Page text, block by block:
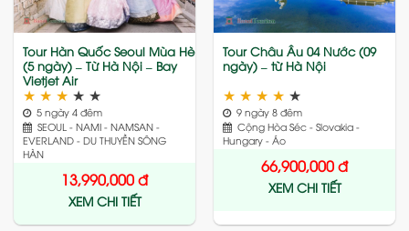
Tour Hàn Quốc Seoul Mùa Hè
(5 ngày) – Từ Hà Nội – Bay
Vietjet Air
★ ★ ★ ★ ★
5 ngày 4 đêm
SEOUL - NAMI - NAMSAN -
EVERLAND - DU THUYỀN SÔNG
HÀN
13,990,000đ
XEM CHI TIẾT
Tour Châu Âu 04 Nước (09
ngày) – từ Hà Nội
★ ★ ★ ★ ★
9 ngày 8 đêm
Cộng Hòa Séc - Slovakia -
Hungary - Áo
66,900,000đ
XEM CHI TIẾT